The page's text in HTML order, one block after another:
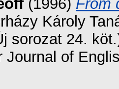
(1996) From
Károly
sorozat 24.
Journal of